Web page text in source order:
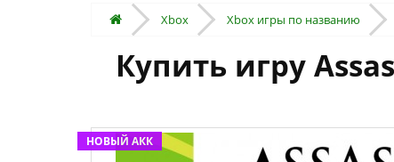
Xbox Xbox игры по названию
Купить игру
НОВЫЙ АКК